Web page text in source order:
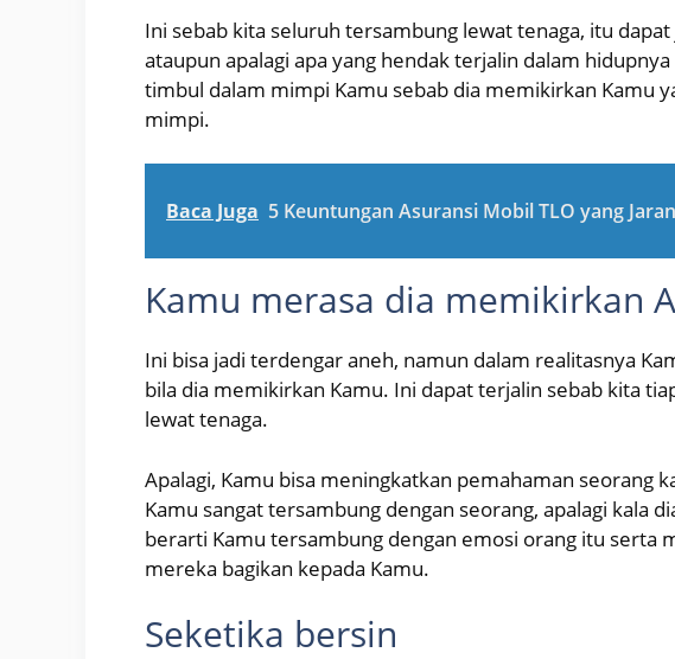
Ini sebab kita seluruh tersambung lewat tenaga, itu
ataupun apalagi apa yang hendak terjalin dalam
timbul dalam mimpi Kamu sebab dia memikirkan Kamu
mimpi.
Baca Juga 5 Keuntungan Asuransi Mobil TLO yang
Kamu merasa dia memikirkan
Ini bisa jadi terdengar aneh, namun dalam realitasnya
bila dia memikirkan Kamu. Ini dapat terjalin sebab kita
lewat tenaga.
Apalagi, Kamu bisa meningkatkan pemahaman seorang
Kamu sangat tersambung dengan seorang, apalagi kala
berarti Kamu tersambung dengan emosi orang itu serta
mereka bagikan kepada Kamu.
Seketika bersin